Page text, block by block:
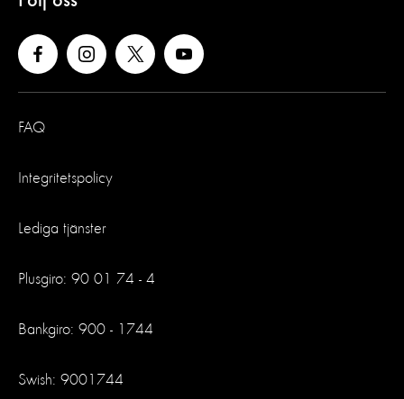
FAQ
Integritetspolicy
Lediga tjänster
Plusgiro: 90 01 74 - 4
Bankgiro: 900 - 1744
Swish: 9001744